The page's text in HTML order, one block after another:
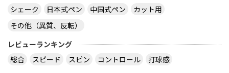
シェーク
日本式ペン 中国式ペン
カット用
その他（異質、反転）
レビューランキング
総合
スピード スピン コントロール 打球感